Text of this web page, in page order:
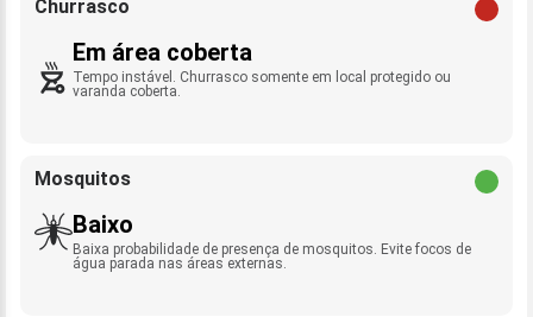
Churrasco
Em área coberta
Tempo instável. Churrasco somente em local protegido ou
varanda coberta.
Mosquitos
Baixo
Baixa probabilidade de presença de mosquitos. Evite focos de
água parada nas áreas externas.